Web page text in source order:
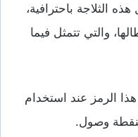
الثلاجة باحترافية،
والتي تتمثل فيما
الرمز عند استخدام
وصول.